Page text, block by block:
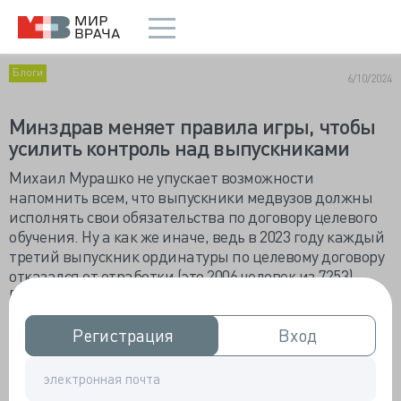
Регистрация
Регистрация Вход
Вход
Блоги 6/10/2024
Минздрав меняет правила игры, чтобы
усилить контроль над выпускниками
Михаил Мурашко не упускает возможности
напомнить всем, что выпускники медвузов должны
исполнять свои обязательства по договору целевого
обучения. Ну а как же иначе, ведь в 2023 году каждый
третий выпускник ординатуры по целевому договору
отказался от отработки (это 2006 человек из 7253).
Похожая ситуация со статистикой выпускников
медицинских вузов по программам специалитета —
3466 человек из 8899 не выполнили обязательства.
Минздрав хочет немного подкорректировать
ситуацию и заставить всех работать по-честному.